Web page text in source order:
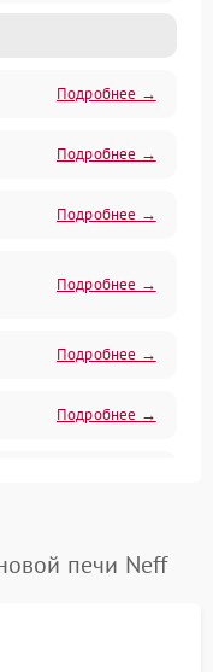
Подробнее →
Подробнее →
Подробнее →
Подробнее →
Подробнее →
Подробнее →
Подробнее →
печи Neff